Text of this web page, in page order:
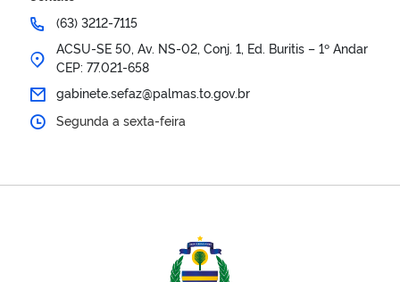
(63) 3212-7115
ACSU-SE 50, Av. NS-02, Conj. 1, Ed. Buritis – 1º Andar
CEP: 77.021-658
gabinete.sefaz@palmas.to.gov.br
Segunda a sexta-feira